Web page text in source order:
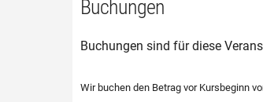
Buchungen
Buchungen sind für diese
Wir buchen den Betrag vor Kursbeginn